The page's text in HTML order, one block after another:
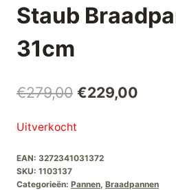
Staub
31cm
€279,00 Oorspronkelijke
€279,00.
€229,00
Uitverkocht
EAN: 3272341031372
SKU: 1103137
Categorieën: Pannen, Braadpannen